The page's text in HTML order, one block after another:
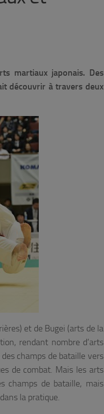
martiaux japonais. Des
découvrir à travers deux
et de Bugei (arts de la
rendant nombre d’arts
champs de bataille vers
de combat. Mais les arts
champs de bataille, mais
la pratique.